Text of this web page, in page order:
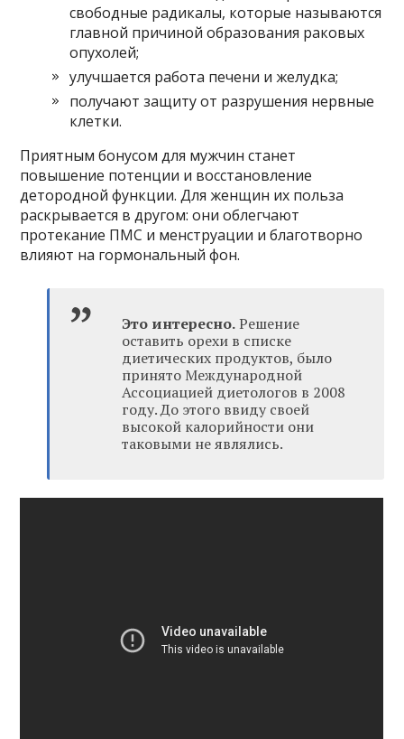
свободные радикалы, которые называются
главной причиной образования раковых
опухолей;
улучшается работа печени и желудка;
получают защиту от разрушения нервные
клетки.
Приятным бонусом для мужчин станет
повышение потенции и восстановление
детородной функции. Для женщин их польза
раскрывается в другом: они облегчают
протекание ПМС и менструации и благотворно
влияют на гормональный фон.
Это интересно.Решение
оставить орехи в списке
диетических продуктов, было
принято Международной
Ассоциацией диетологов в 2008
году. До этого ввиду своей
высокой калорийности они
таковыми не являлись.